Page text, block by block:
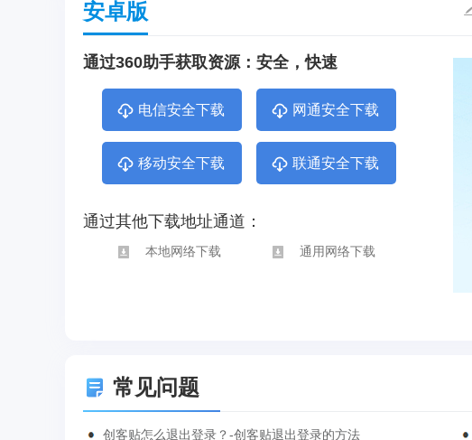
安卓版
通过360助手获取资源：安全，快速
电信安全下载 网通安全下载
移动安全下载 联通安全下载
通过其他下载地址通道：
本地网络下载 通用网络下载
常见问题
创客贴怎么退出登录？-创客贴退出登录的方法